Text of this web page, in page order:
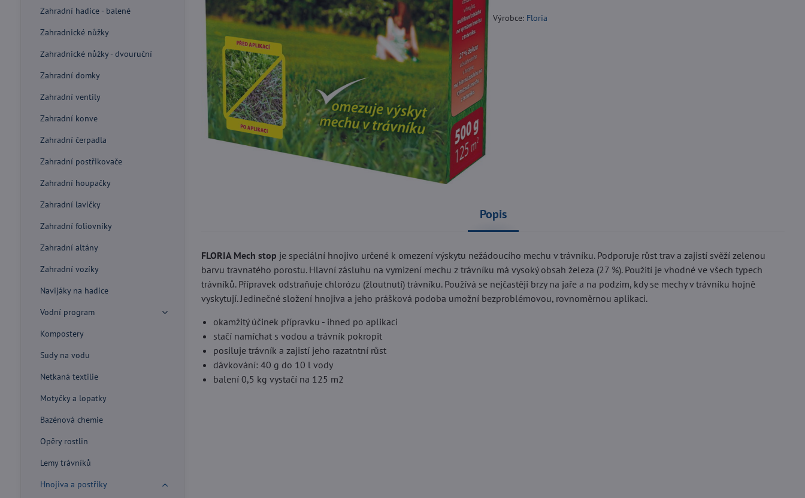
Výrobce: Floria
Popis
FLORIA Mech stop je speciální hnojivo určené k omezení výskytu nežádoucího mechu v trávníku. Podporuje růst trav a zajistí svěží zelenou
barvu travnatého porostu. Hlavní zásluhu na vymizení mechu z trávníku má vysoký obsah železa (27 %). Použití je vhodné ve všech typech
trávníků. Přípravek odstraňuje chlorózu (žloutnutí) trávníku. Používá se nejčastěji brzy na jaře a na podzim, kdy se mechy v trávníku hojně
vyskytují. Jedinečné složení hnojiva a jeho prášková podoba umožní bezproblémovou, rovnoměrnou aplikaci.
okamžitý účinek přípravku - ihned po aplikaci
stačí namíchat s vodou a trávník pokropit
posiluje trávník a zajistí jeho razatntní růst
dávkování: 40 g do 10 l vody
balení 0,5 kg vystačí na 125 m2
Zahradní hadice - balené
Zahradnické nůžky
Zahradnické nůžky - dvouruční
Zahradní domky
Zahradní ventily
Zahradní konve
Zahradní čerpadla
Zahradní postřikovače
Zahradní houpačky
Zahradní lavičky
Zahradní foliovníky
Zahradní altány
Zahradní vozíky
Navijáky na hadice
Vodní program
Kompostery
Sudy na vodu
Netkaná textilie
Motyčky a lopatky
Bazénová chemie
Opěry rostlin
Lemy trávníků
Hnojiva a postřiky